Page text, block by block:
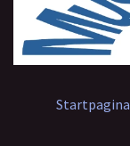
Startpagina